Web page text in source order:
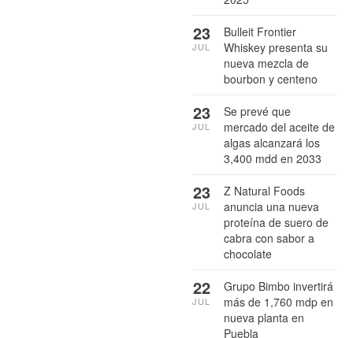
Bulleit Frontier
Whiskey presenta su
nueva mezcla de
bourbon y centeno
23
JUL
Se prevé que
mercado del aceite de
algas alcanzará los
3,400 mdd en 2033
23
JUL
Z Natural Foods
anuncia una nueva
proteína de suero de
cabra con sabor a
chocolate
23
JUL
Grupo Bimbo invertirá
más de 1,760 mdp en
nueva planta en
Puebla
22
JUL